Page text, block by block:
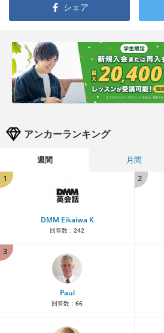
シェア
アンカーランキング
週間 月間
1
DMM Eikaiwa K
回答数： 242
2
3
Paul
回答数： 66